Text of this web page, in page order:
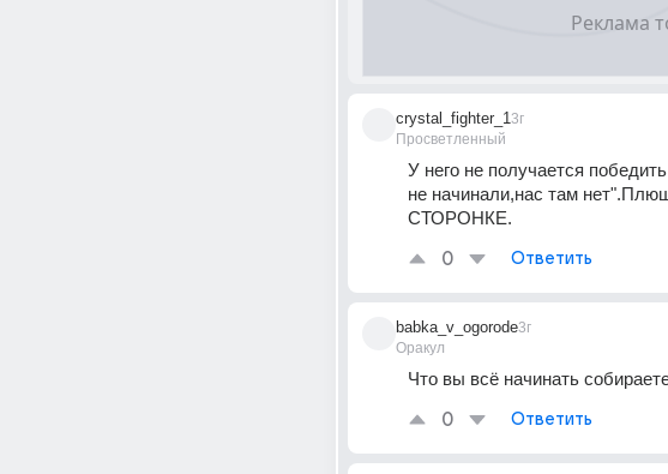
crystal_fighter_1
Просветленный
3г
У него не получается
не начинали,нас там
СТОРОНКЕ.
0 Ответить
babka_v_ogorode
Оракул
3г
Что вы всё начинать
0 Ответить